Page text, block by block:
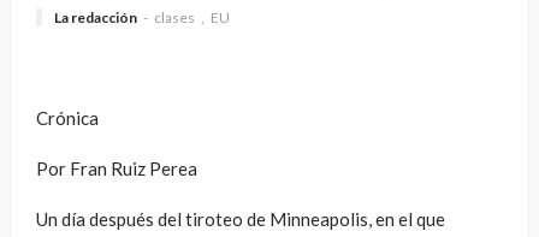
La redacción clases EU
Crónica
Por Fran Ruiz Perea
Un día después del tiroteo de Minneapolis, en el que